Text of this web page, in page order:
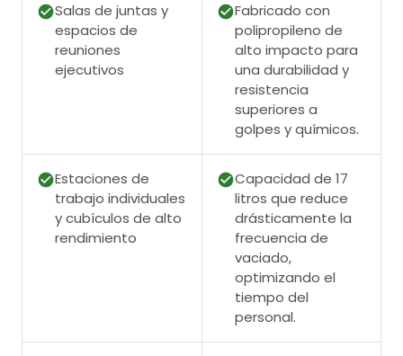
Salas de juntas y
espacios de
reuniones
ejecutivos
Fabricado con
polipropileno de
alto impacto para
una durabilidad y
resistencia
superiores a
golpes y químicos.
Estaciones de
trabajo individuales
y cubículos de alto
rendimiento
Capacidad de 17
litros que reduce
drásticamente la
frecuencia de
vaciado,
optimizando el
tiempo del
personal.